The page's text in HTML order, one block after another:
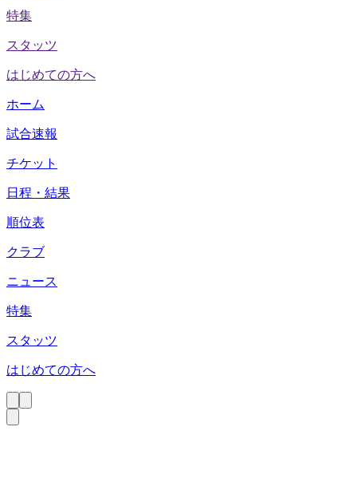
特集
スタッツ
はじめての方へ
ホーム
試合速報
チケット
日程・結果
順位表
クラブ
ニュース
特集
スタッツ
はじめての方へ